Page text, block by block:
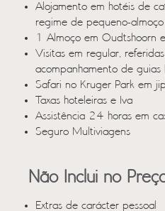
Alojamento em hotéis de
regime de pequeno-almoço
1 Almoço em Oudtshoorn
Visitas em regular,
acompanhamento de guias
Safari no Kruger Park em
Taxas hoteleiras e Iva
Assistência 24 horas em
Seguro Multiviagens
Não Inclui no
Extras de carácter pessoal